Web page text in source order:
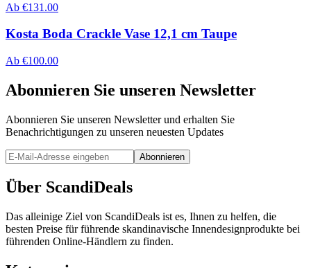
Ab €131.00
Kosta Boda Crackle Vase 12,1 cm Taupe
Ab €100.00
Abonnieren Sie unseren Newsletter
Abonnieren Sie unseren Newsletter und erhalten Sie
Benachrichtigungen zu unseren neuesten Updates
Abonnieren
Über ScandiDeals
Das alleinige Ziel von ScandiDeals ist es, Ihnen zu helfen, die
besten Preise für führende skandinavische Innendesignprodukte bei
führenden Online-Händlern zu finden.